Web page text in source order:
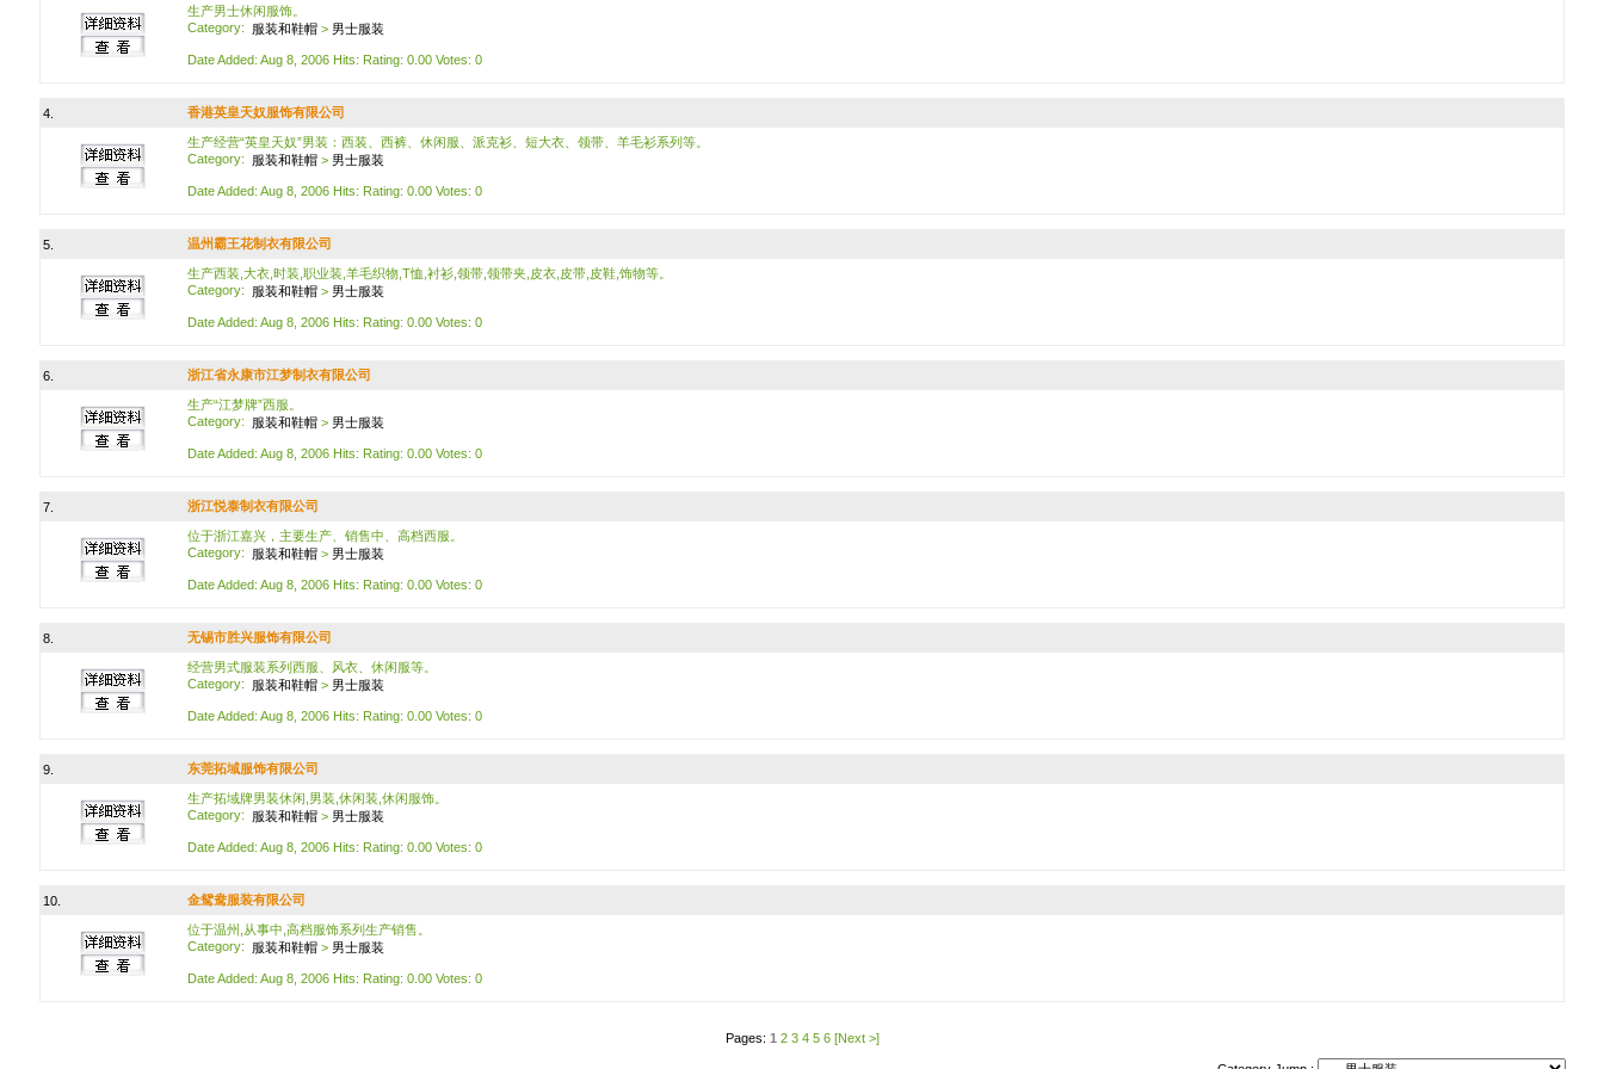
生产男士休闲服饰。
Category: 服装和鞋帽 > 男士服装
Date Added: Aug 8, 2006 Hits: Rating: 0.00 Votes: 0
4. 香港英皇天奴服饰有限公司
生产经营“英皇天奴”男装：西装、西裤、休闲服、派克衫、短大衣、领带、羊毛衫系列等。
Category: 服装和鞋帽 > 男士服装
Date Added: Aug 8, 2006 Hits: Rating: 0.00 Votes: 0
5. 温州霸王花制衣有限公司
生产西装,大衣,时装,职业装,羊毛织物,T恤,衬衫,领带,领带夹,皮衣,皮带,皮鞋,饰物等。
Category: 服装和鞋帽 > 男士服装
Date Added: Aug 8, 2006 Hits: Rating: 0.00 Votes: 0
6. 浙江省永康市江梦制衣有限公司
生产“江梦牌”西服。
Category: 服装和鞋帽 > 男士服装
Date Added: Aug 8, 2006 Hits: Rating: 0.00 Votes: 0
7. 浙江悦泰制衣有限公司
位于浙江嘉兴，主要生产、销售中、高档西服。
Category: 服装和鞋帽 > 男士服装
Date Added: Aug 8, 2006 Hits: Rating: 0.00 Votes: 0
8. 无锡市胜兴服饰有限公司
经营男式服装系列西服、风衣、休闲服等。
Category: 服装和鞋帽 > 男士服装
Date Added: Aug 8, 2006 Hits: Rating: 0.00 Votes: 0
9. 东莞拓域服饰有限公司
生产拓域牌男装休闲,男装,休闲装,休闲服饰。
Category: 服装和鞋帽 > 男士服装
Date Added: Aug 8, 2006 Hits: Rating: 0.00 Votes: 0
10. 金鸳鸯服装有限公司
位于温州,从事中,高档服饰系列生产销售。
Category: 服装和鞋帽 > 男士服装
Date Added: Aug 8, 2006 Hits: Rating: 0.00 Votes: 0
Pages: 1 2 3 4 5 6 [Next >]